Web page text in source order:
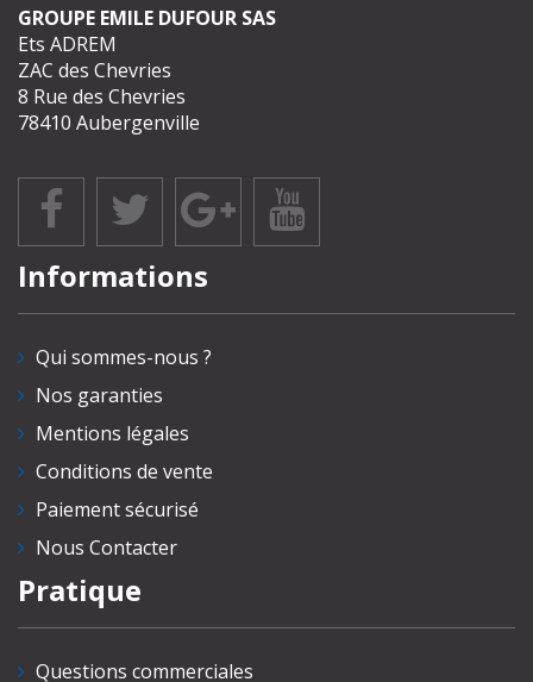
GROUPE EMILE DUFOUR SAS
Ets ADREM
ZAC des Chevries
8 Rue des Chevries
78410 Aubergenville
Informations
Qui sommes-nous ?
Nos garanties
Mentions légales
Conditions de vente
Paiement sécurisé
Nous Contacter
Pratique
Questions commerciales